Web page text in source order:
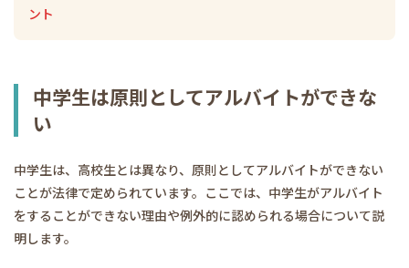
ント
中学生は原則としてアルバイトができな
い
中学生は、高校生とは異なり、原則としてアルバイトができない
ことが法律で定められています。ここでは、中学生がアルバイト
をすることができない理由や例外的に認められる場合について説
明します。